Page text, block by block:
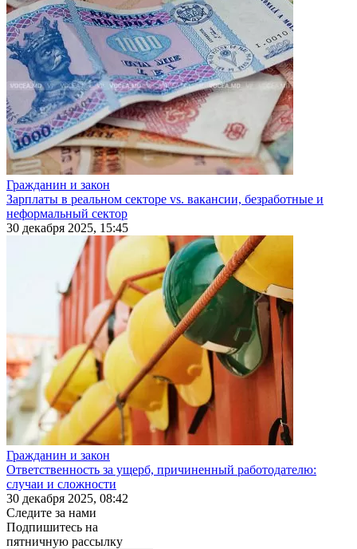
Гражданин и закон
Зарплаты в реальном секторе vs. вакансии, безработные и
неформальный сектор
30 декабря 2025, 15:45
Гражданин и закон
Ответственность за ущерб, причиненный работодателю:
случаи и сложности
30 декабря 2025, 08:42
Следите за нами
Подпишитесь на
пятничную рассылку